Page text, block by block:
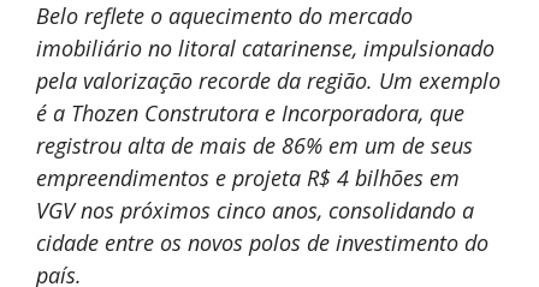
Belo reflete o aquecimento do mercado
imobiliário no litoral catarinense, impulsionado
pela valorização recorde da região. Um exemplo
é a Thozen Construtora e Incorporadora, que
registrou alta de mais de 86% em um de seus
empreendimentos e projeta R$ 4 bilhões em
VGV nos próximos cinco anos, consolidando a
cidade entre os novos polos de investimento do
país.